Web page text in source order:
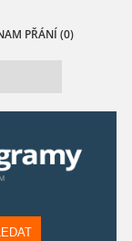
PŘÁNÍ (0)